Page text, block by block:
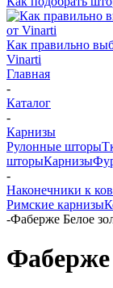
Как правильно
Vinarti
Главная
-
Каталог
-
Карнизы
Рулонные шторы
шторыКарнизы
-
Наконечники к
Римские карнизы
-Фаберже Белое
Фаберже